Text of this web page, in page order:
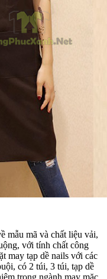
mẫu mã và chất liệu vải,
với tính chất công
may tạp dề nails với các
có 2 túi, 3 túi, tạp dề